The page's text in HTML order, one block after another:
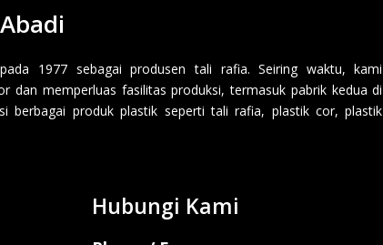
1977 sebagai produsen tali rafia. Seiring waktu, kami
dan memperluas fasilitas produksi, termasuk pabrik kedua di
berbagai produk plastik seperti tali rafia, plastik cor, plastik
Hubungi Kami